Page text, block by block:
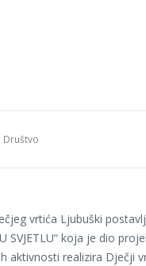
Društvo
vrtića Ljubuški
SVJETLU“ koja je dio
aktivnosti realizira Dječji